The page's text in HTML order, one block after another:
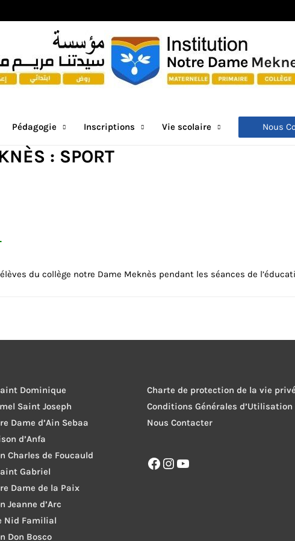
Pédagogie Inscriptions Vie scolaire Nous
: SPORT
du collège notre Dame Meknès pendant les séances de
Dominique
Saint Joseph
Dame d’Ain Sebaa
d’Anfa
Charles de Foucauld
Gabriel
Dame de la Paix
Jeanne d’Arc
Nid Familial
Don Bosco
Charte de protection de la vie
Conditions Générales d’Utilisation
Nous Contacter
Facebook
Instagram
YouTube